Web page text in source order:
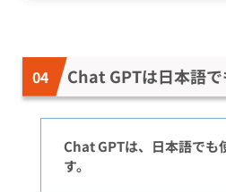
Chat GPTは日本語で
Chat GPTは、日本語でも
す。